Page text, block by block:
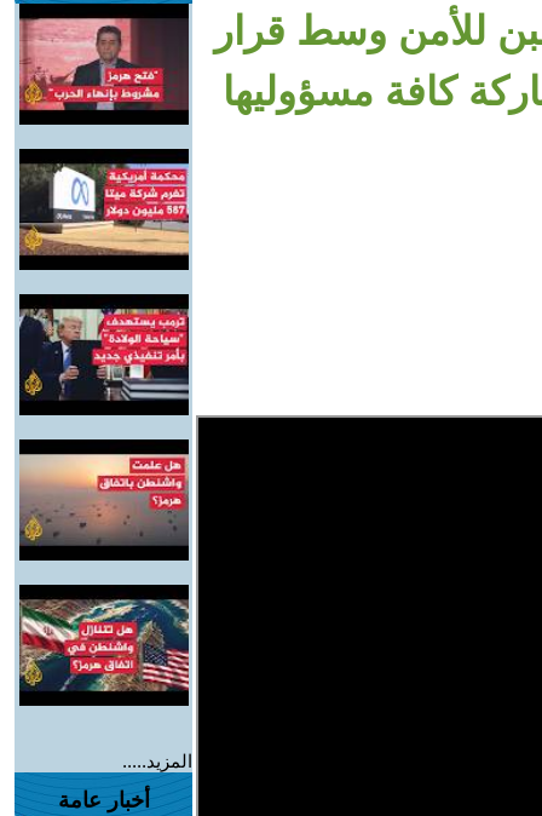
للأمن وسط قرار
كافة مسؤوليها
المزيد.....
أخبار عامة